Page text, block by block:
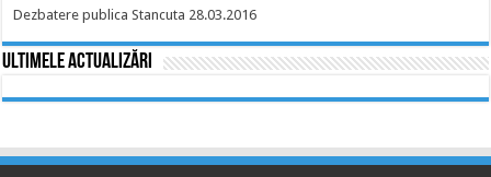
Dezbatere publica Stancuta 28.03.2016
Ultimele actualizări